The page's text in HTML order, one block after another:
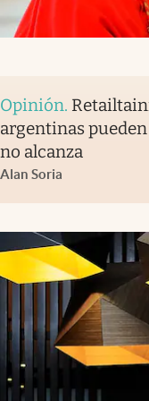
Opinión.
argentinas
no alcanza
Alan Soria